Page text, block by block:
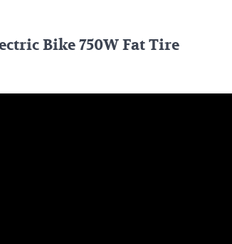
Bike 750W Fat Tire